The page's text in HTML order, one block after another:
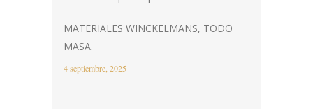
MATERIALES WINCKELMANS, TODO
MASA.
4 septiembre, 2025